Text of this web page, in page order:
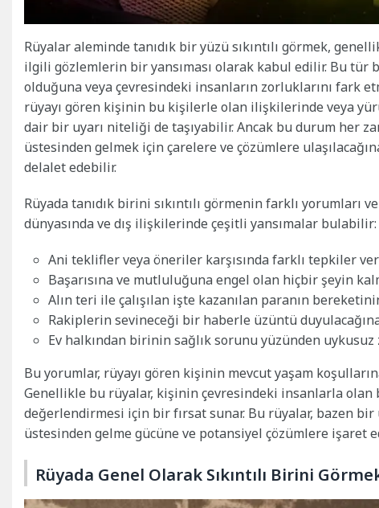
Rüyalar aleminde tanıdık bir yüzü sıkıntılı görmek,
ilgili gözlemlerin bir yansıması olarak kabul edilir. Bu
olduğuna veya çevresindeki insanların zorluklarını fark
rüyayı gören kişinin bu kişilerle olan ilişkilerinde veya
dair bir uyarı niteliği de taşıyabilir. Ancak bu durum her
üstesinden gelmek için çarelere ve çözümlere
delalet edebilir.
Rüyada tanıdık birini sıkıntılı görmenin farklı yorumları
dünyasında ve dış ilişkilerinde çeşitli yansımalar bulabilir:
Ani teklifler veya öneriler karşısında farklı tepkiler
Başarısına ve mutluluğuna engel olan hiçbir şeyin
Alın teri ile çalışılan işte kazanılan paranın
Rakiplerin sevineceği bir haberle üzüntü
Ev halkından birinin sağlık sorunu yüzünden
Bu yorumlar, rüyayı gören kişinin mevcut yaşam
Genellikle bu rüyalar, kişinin çevresindeki insanlarla olan
değerlendirmesi için bir fırsat sunar. Bu rüyalar, bazen bir
üstesinden gelme gücüne ve potansiyel çözümlere işaret
Rüyada Genel Olarak Sıkıntılı Birini